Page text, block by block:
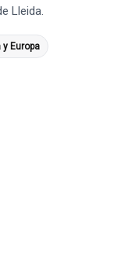
Lleida.
y Europa